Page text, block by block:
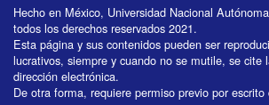
Hecho en México, Universidad Nacional
todos los derechos reservados 2021.
Esta página y sus contenidos pueden ser
lucrativos, siempre y cuando no se mutile, se cite
dirección electrónica.
De otra forma, requiere permiso previo por